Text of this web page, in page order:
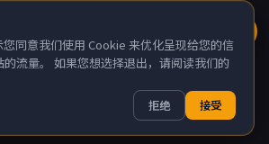
· 开发者：广州蚂侠网络技术有限
-6
同意我们使用 Cookie 来优化呈现给您的信
的流量。 如果您想选择退出，请阅读我们的
拒绝 接受